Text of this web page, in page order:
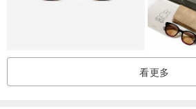
看更多